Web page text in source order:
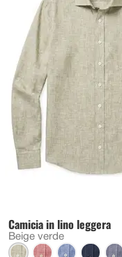
Camicia in lino leggera
Beige verde